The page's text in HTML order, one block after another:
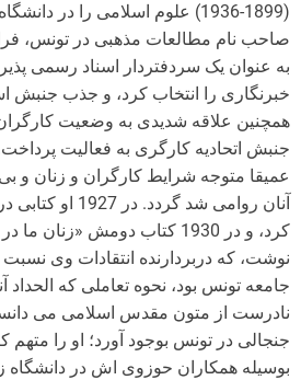
(1899-1936) علوم اسلامی را در
به عنوان یک سردفتردار اسناد رسمی
خبرنگاری را انتخاب کرد، و جذب جنبش
همچنین علاقه شدیدی به وضعیت
جنبش اتحادیه کارگری به فعالیت
عمیقا متوجه شرایط کارگران و زنان و
آنان روامی شد
کرد، و در 1930 کتاب دومش
نوشت، که دربردارنده انتقادات وی نسبت
جامعه تونس بود، نحوه تعاملی که الحداد
نادرست از متون مقدس اسلامی می
جنجالی در تونس بوجود آورد؛ او را
بوسیله همکاران حوزوی اش در دانشگاه